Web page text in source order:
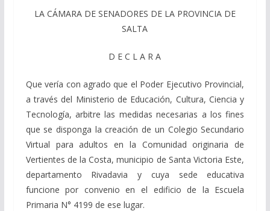
LA CÁMARA DE SENADORES DE LA PROVINCIA DE
SALTA
D E C L A R A
Que vería con agrado que el Poder Ejecutivo Provincial,
a través del Ministerio de Educación, Cultura, Ciencia y
Tecnología, arbitre las medidas necesarias a los fines
que se disponga la creación de un Colegio Secundario
Virtual para adultos en la Comunidad originaria de
Vertientes de la Costa, municipio de Santa Victoria Este,
departamento Rivadavia y cuya sede educativa
funcione por convenio en el edificio de la Escuela
Primaria N° 4199 de ese lugar.